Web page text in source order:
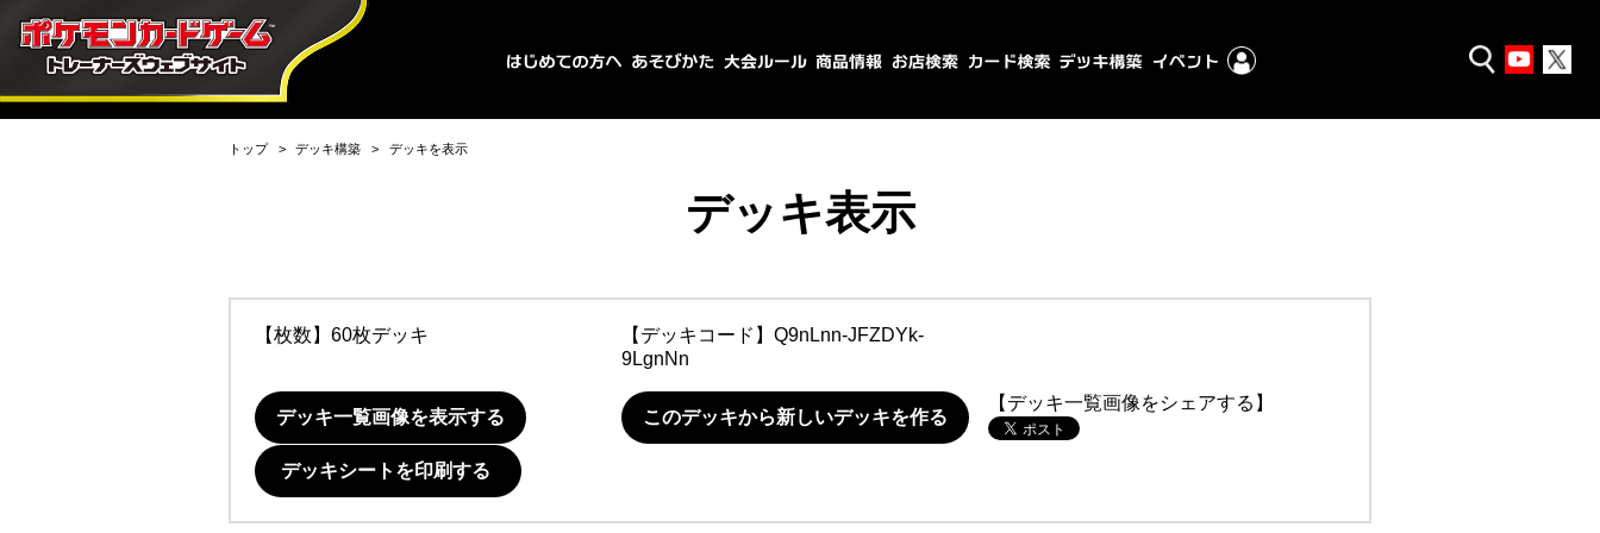
トップ デッキ構築 デッキを表示
デッキ表示
【枚数】60枚デッキ 【デッキコード】 Q9nLnn-JFZDYk-
9LgnNn
デッキ一覧画像を表示する このデッキから新しいデッキを作る
【デッキ一覧画像をシェアする】
デッキシートを印刷する